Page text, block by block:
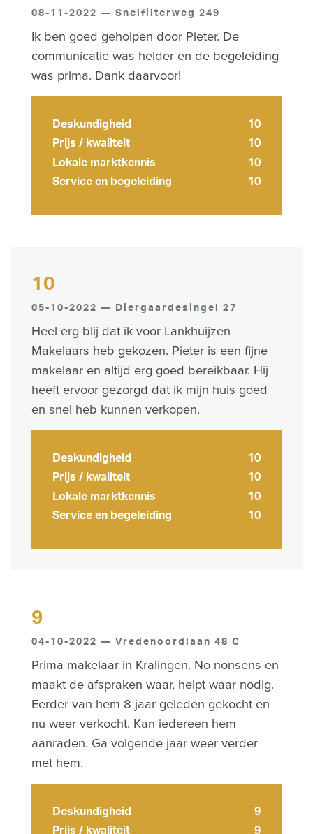
08-11-2022 — Snelfilterweg 249
Ik ben goed geholpen door Pieter. De
communicatie was helder en de begeleiding
was prima. Dank daarvoor!
Deskundigheid
10
Prijs / kwaliteit
10
Lokale marktkennis
10
Service en begeleiding
10
10
05-10-2022 — Diergaardesingel 27
Heel erg blij dat ik voor Lankhuijzen
Makelaars heb gekozen. Pieter is een fijne
makelaar en altijd erg goed bereikbaar. Hij
heeft ervoor gezorgd dat ik mijn huis goed
en snel heb kunnen verkopen.
Deskundigheid
10
Prijs / kwaliteit
10
Lokale marktkennis
10
Service en begeleiding
10
9
04-10-2022 — Vredenoordlaan 48 C
Prima makelaar in Kralingen. No nonsens en
maakt de afspraken waar, helpt waar nodig.
Eerder van hem 8 jaar geleden gekocht en
nu weer verkocht. Kan iedereen hem
aanraden. Ga volgende jaar weer verder
met hem.
Deskundigheid
9
Prijs / kwaliteit
9